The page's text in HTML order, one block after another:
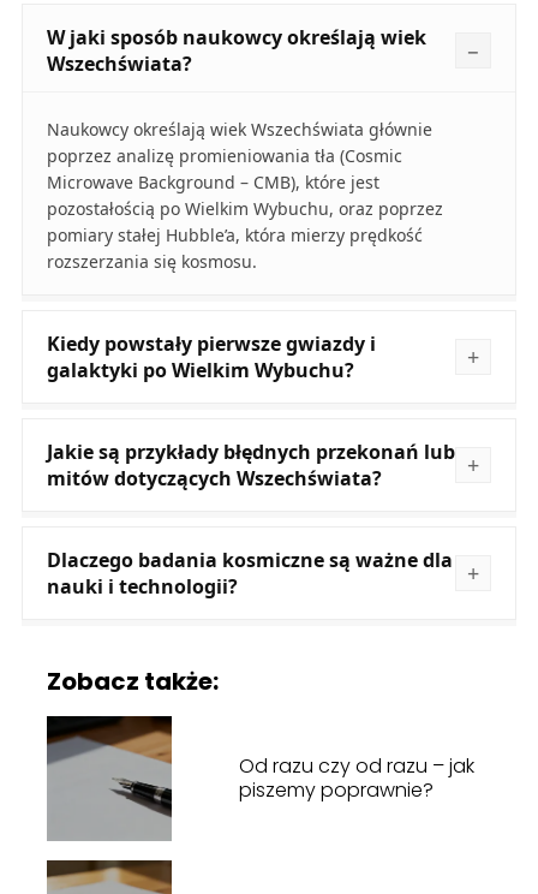
W jaki sposób naukowcy określają wiek
Wszechświata?
Naukowcy określają wiek Wszechświata głównie
poprzez analizę promieniowania tła (Cosmic
Microwave Background – CMB), które jest
pozostałością po Wielkim Wybuchu, oraz poprzez
pomiary stałej Hubble’a, która mierzy prędkość
rozszerzania się kosmosu.
Kiedy powstały pierwsze gwiazdy i
galaktyki po Wielkim Wybuchu?
Jakie są przykłady błędnych przekonań lub
mitów dotyczących Wszechświata?
Dlaczego badania kosmiczne są ważne dla
nauki i technologii?
Zobacz także:
Od razu czy od razu – jak
piszemy poprawnie?